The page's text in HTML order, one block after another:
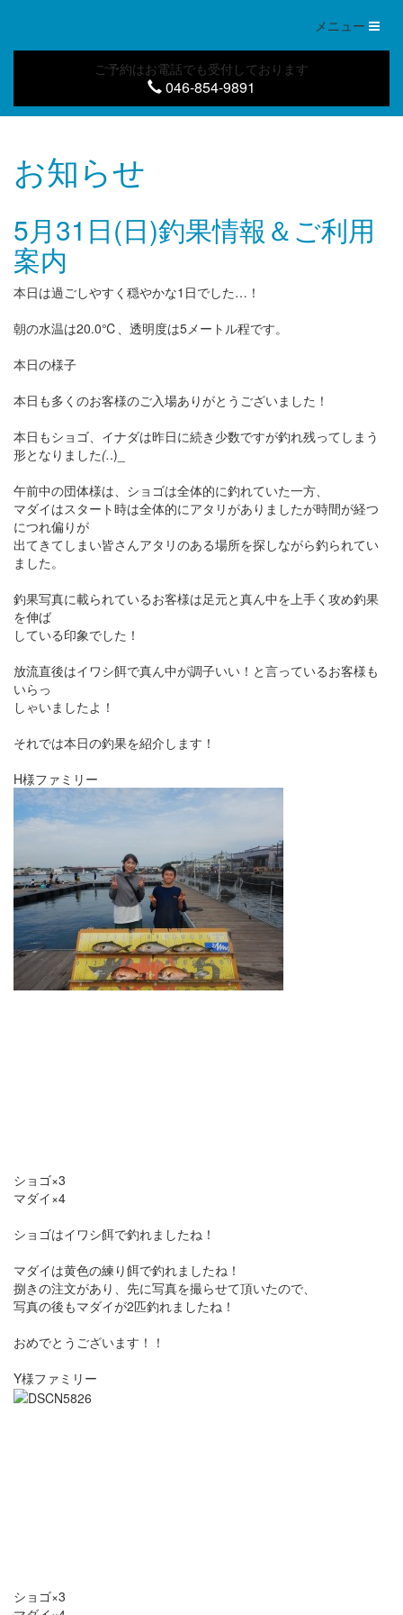
メニュー
ご予約はお電話でも受付しております
046-854-9891
お知らせ
5月31日(日)釣果情報＆ご利用
案内
本日は過ごしやすく穏やかな1日でした…！
朝の水温は20.0℃、透明度は5メートル程です。
本日の様子
本日も多くのお客様のご入場ありがとうございました！
本日もショゴ、イナダは昨日に続き少数ですが釣れ残ってしまう
形となりました(..)_
午前中の団体様は、ショゴは全体的に釣れていた一方、
マダイはスタート時は全体的にアタリがありましたが時間が経つ
につれ偏りが
出てきてしまい皆さんアタリのある場所を探しながら釣られてい
ました。
釣果写真に載られているお客様は足元と真ん中を上手く攻め釣果
を伸ば
している印象でした！
放流直後はイワシ餌で真ん中が調子いい！と言っているお客様も
いらっ
しゃいましたよ！
それでは本日の釣果を紹介します！
H様ファミリー
ショゴ×3
マダイ×4
ショゴはイワシ餌で釣れましたね！
マダイは黄色の練り餌で釣れましたね！
捌きの注文があり、先に写真を撮らせて頂いたので、
写真の後もマダイが2匹釣れましたね！
おめでとうございます！！
Y様ファミリー
ショゴ×3